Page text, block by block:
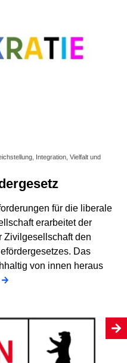
Integration, Vielfalt und
für die liberale
erarbeitet der
Zivilgesellschaft den
Das
von innen heraus